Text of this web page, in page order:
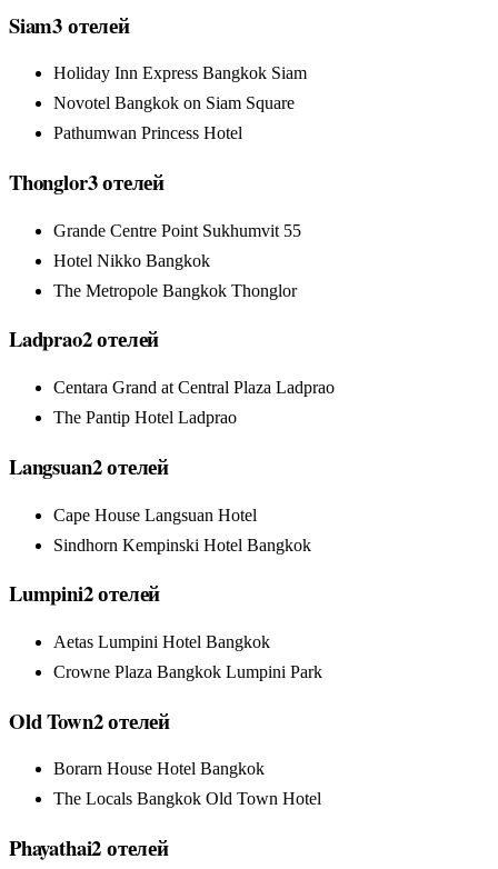
Siam3отелей
Holiday Inn Express Bangkok Siam
Novotel Bangkok on Siam Square
Pathumwan Princess Hotel
Thonglor3отелей
Grande Centre Point Sukhumvit 55
Hotel Nikko Bangkok
The Metropole Bangkok Thonglor
Ladprao2отелей
Centara Grand at Central Plaza Ladprao
The Pantip Hotel Ladprao
Langsuan2отелей
Cape House Langsuan Hotel
Sindhorn Kempinski Hotel Bangkok
Lumpini2отелей
Aetas Lumpini Hotel Bangkok
Crowne Plaza Bangkok Lumpini Park
Old Town2отелей
Borarn House Hotel Bangkok
The Locals Bangkok Old Town Hotel
Phayathai2отелей